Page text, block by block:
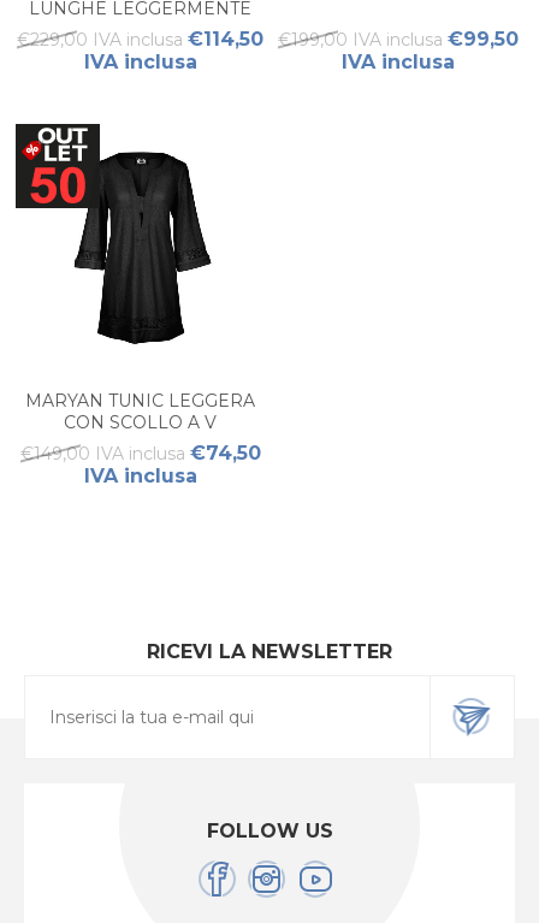
LUNGHE LEGGERMENTE
ELASTICIZZATA
€229,00 IVA inclusa €114,50
IVA inclusa
€199,00 IVA inclusa €99,50
IVA inclusa
MARYAN TUNIC LEGGERA
CON SCOLLO A V
€149,00 IVA inclusa €74,50
IVA inclusa
RICEVI LA NEWSLETTER
FOLLOW US